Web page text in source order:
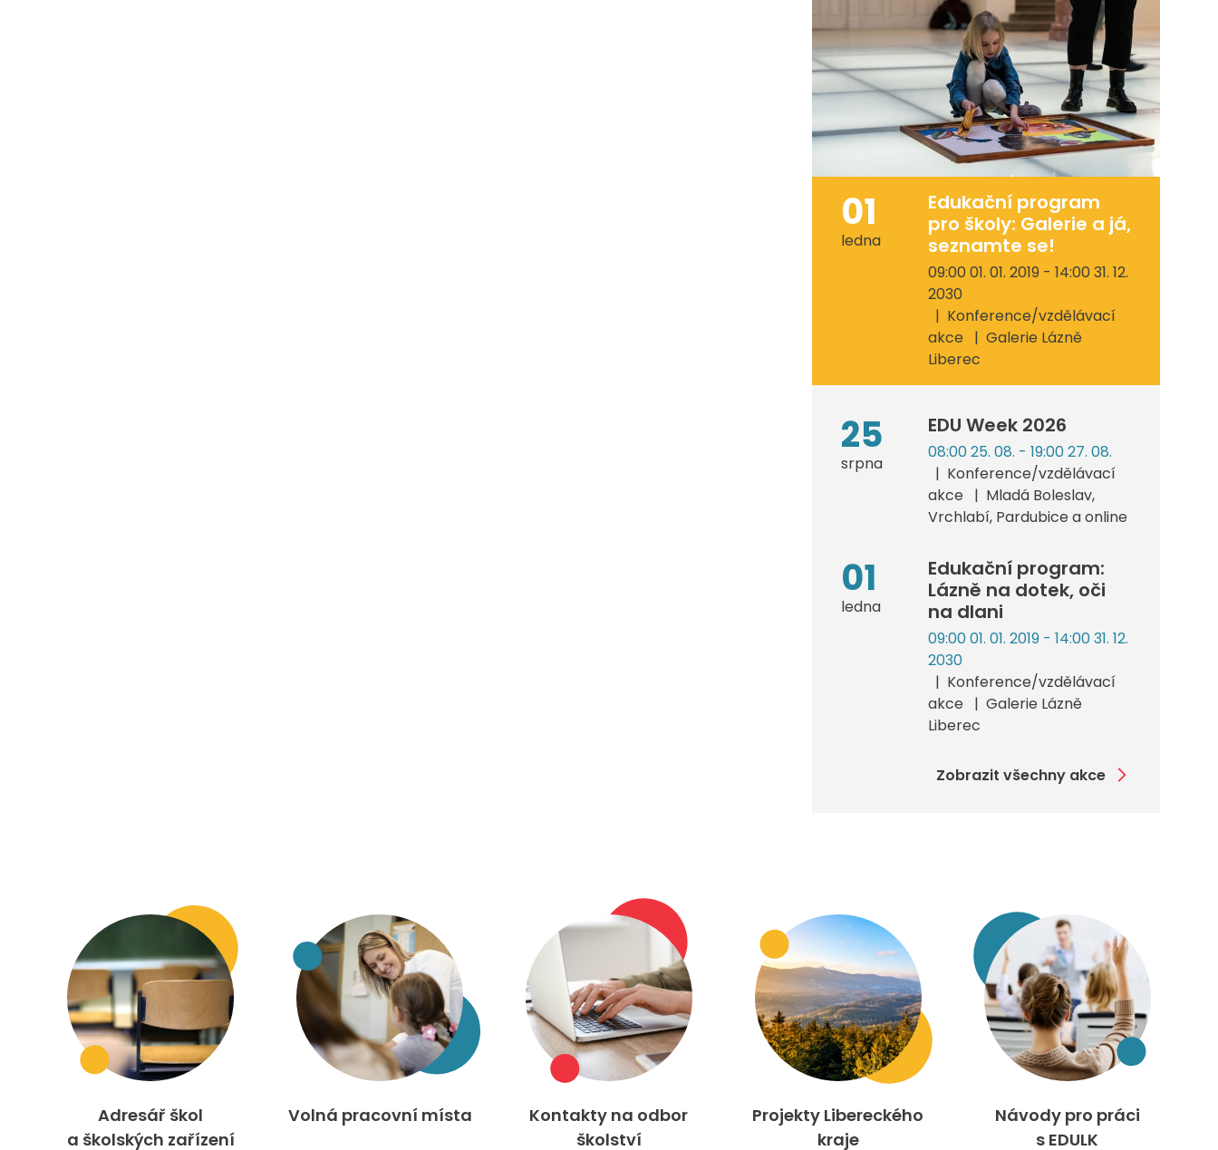
01
ledna
Edukační program
pro školy: Galerie a já,
seznamte se!
09:00 01. 01. 2019 - 14:00 31. 12.
2030
Konference/vzdělávací
akce
Galerie Lázně
Liberec
25
srpna
EDU Week 2026
08:00 25. 08. - 19:00 27. 08.
Konference/vzdělávací
akce
Mladá Boleslav,
Vrchlabí, Pardubice a online
01
ledna
Edukační program:
Lázně na dotek, oči
na dlani
09:00 01. 01. 2019 - 14:00 31. 12.
2030
Konference/vzdělávací
akce
Galerie Lázně
Liberec
Zobrazit všechny akce
Adresář škol
a školských zařízení
Volná pracovní místa
Kontakty na odbor
školství
Projekty Libereckého
kraje
Návody pro práci
s EDULK